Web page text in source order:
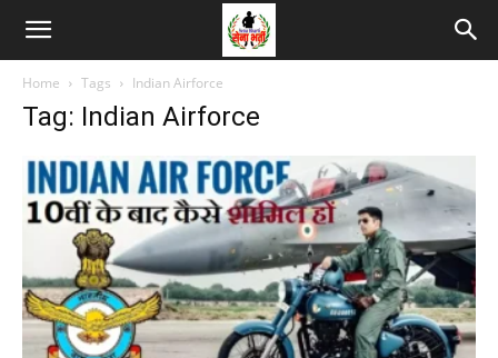
Home Tags Indian Airforce
Tag: Indian Airforce